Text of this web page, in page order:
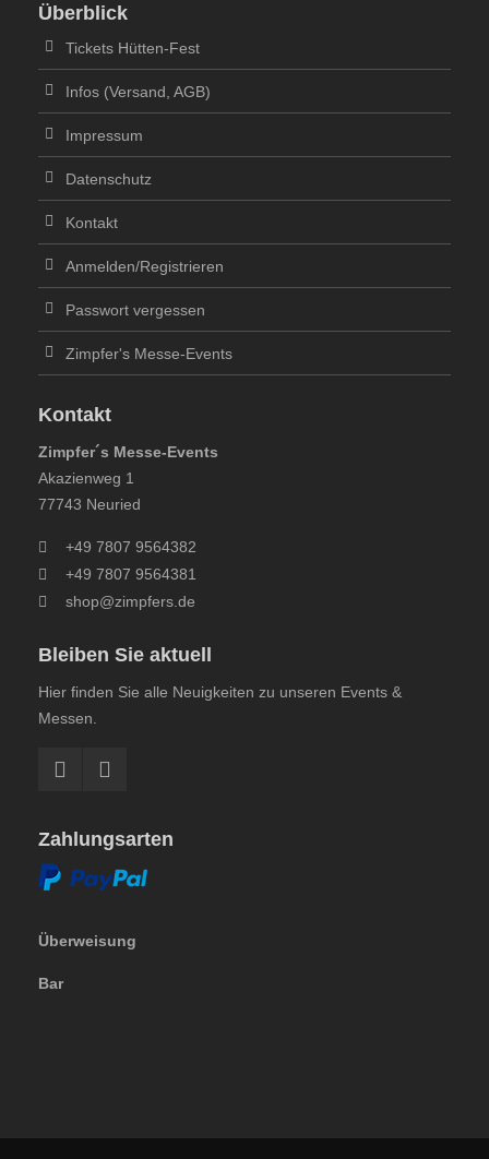
Überblick
Tickets Hütten-Fest
Infos (Versand, AGB)
Impressum
Datenschutz
Kontakt
Anmelden/Registrieren
Passwort vergessen
Zimpfer's Messe-Events
Kontakt
Zimpfer´s Messe-Events
Akazienweg 1
77743 Neuried
+49 7807 9564382
+49 7807 9564381
shop@zimpfers.de
Bleiben Sie aktuell
Hier finden Sie alle Neuigkeiten zu unseren Events &
Messen.
Zahlungsarten
Überweisung
Bar